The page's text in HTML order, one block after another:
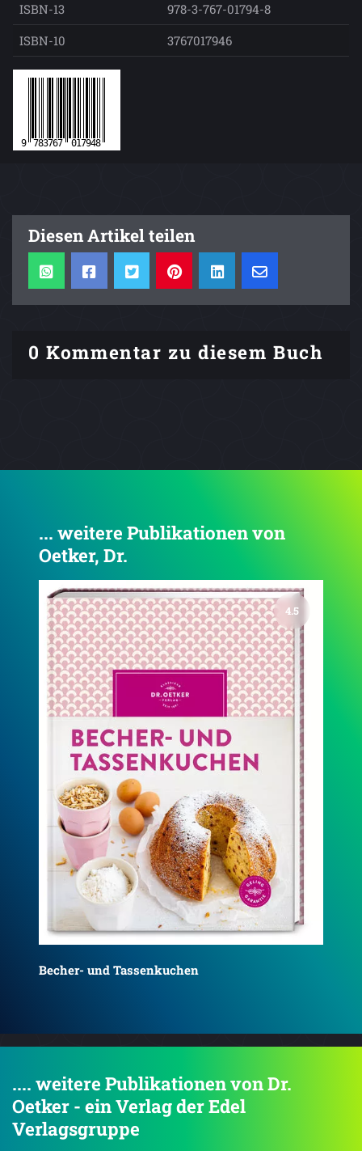
ISBN-13
978-3-767-01794-8
ISBN-10
3767017946
Diesen Artikel teilen
0 Kommentar zu diesem Buch
... weitere Publikationen von
Oetker, Dr.
4.6
Brot backen
.... weitere Publikationen von Dr.
Oetker - ein Verlag der Edel
Verlagsgruppe